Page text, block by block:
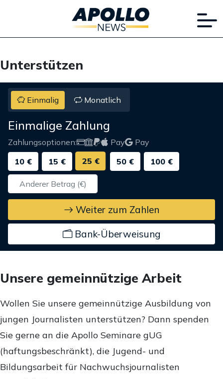
Unterstützen
Einmalig Monatlich
Einmalige Zahlung
Zahlungsoptionen: Pay
Pay
10 €
15 € 25 € 50 € 100 €
Weiter zum Zahlen
Bank-Überweisung
Unsere gemeinnützige Arbeit
Wollen Sie unsere gemeinnützige Ausbildung von
jungen Journalisten unterstützen? Dann spenden
Sie gerne an die Apollo Seminare gUG
(haftungsbeschränkt), die Jugend- und
Bildungsarbeit für Nachwuchsjournalisten